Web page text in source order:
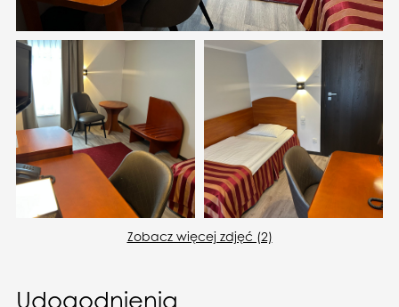
Zobacz więcej zdjęć (2)
Udogodnienia